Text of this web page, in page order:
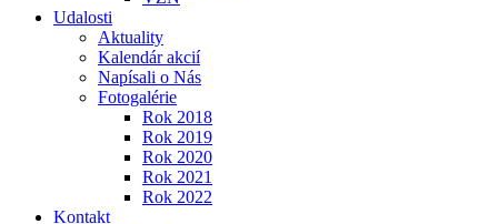
Udalosti
Aktuality
Kalendár akcií
Napísali o Nás
Fotogalérie
Rok 2018
Rok 2019
Rok 2020
Rok 2021
Rok 2022
Kontakt